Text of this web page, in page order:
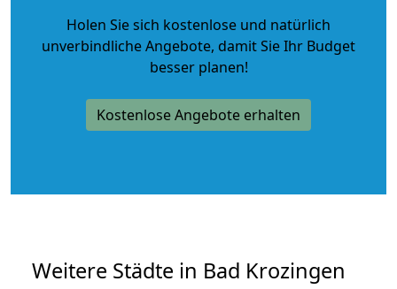
Holen Sie sich kostenlose und natürlich
unverbindliche Angebote, damit Sie Ihr Budget
besser planen!
Kostenlose Angebote erhalten
Weitere Städte in Bad Krozingen